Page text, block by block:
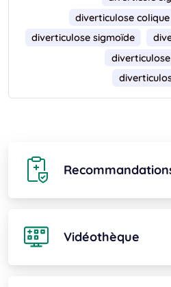
diverticulose colique
diverticulose sigmoïde
Vidéothèque